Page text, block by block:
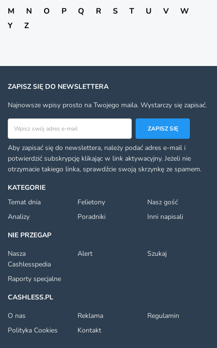
M
N O P Q R S T U V
W
Y
Z
KATEGORIE
Temat dnia
Felietony
Nasz gość
Analizy
Poradniki
Inni napisali
NIE PRZEGAP
Nasza
Cashlesspedia
Alert Szukaj
Raporty specjalne
CASHLESS.PL
O nas
Reklama
Regulamin
Polityka Cookies
Kontakt
ZAPISZ SIĘ DO NEWSLETTERA
Najnowsze wpisy prosto na Twojego maila. Wystarczy się zapisać.
Adres email
ZAPISZ SIĘ
Aby zapisać się do newslettera, należy podać adres e-mail i
potwierdzić subskrypcję klikając w link aktywacyjny. Jeżeli nie
otrzymacie takiego linka, sprawdźcie swoją skrzynkę ze spamem.